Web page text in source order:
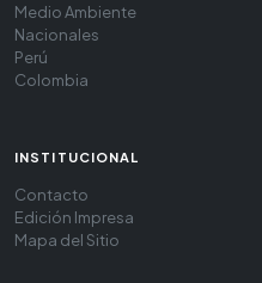
Medio Ambiente
Nacionales
Perú
Colombia
INSTITUCIONAL
Contacto
Edición Impresa
Mapa del Sitio